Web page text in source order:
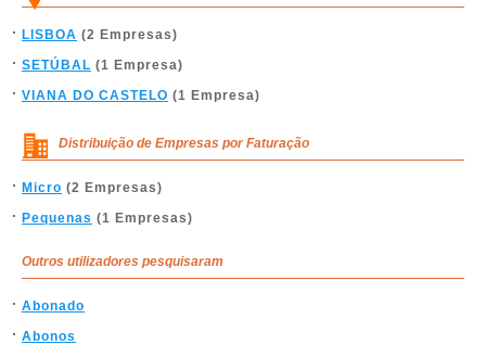
LISBOA (2 Empresas)
SETÚBAL (1 Empresa)
VIANA DO CASTELO (1 Empresa)
Distribuição de Empresas por Faturação
Micro (2 Empresas)
Pequenas (1 Empresas)
Outros utilizadores pesquisaram
Abonado
Abonos